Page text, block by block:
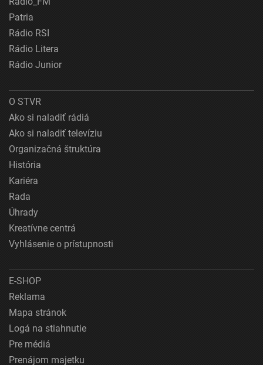
Patria
Rádio RSI
Rádio Litera
Rádio Junior
O STVR
Ako si naladiť rádiá
Ako si naladiť televíziu
Organizačná štruktúra
História
Kariéra
Rada
Úhrady
Kreatívne centrá
Vyhlásenie o prístupnosti
E-SHOP
Reklama
Mapa stránok
Logá na stiahnutie
Pre médiá
Prenájom majetku